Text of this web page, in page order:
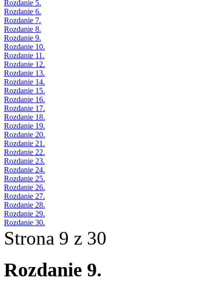
Rozdanie 5.
Rozdanie 6.
Rozdanie 7.
Rozdanie 8.
Rozdanie 9.
Rozdanie 10.
Rozdanie 11.
Rozdanie 12.
Rozdanie 13.
Rozdanie 14.
Rozdanie 15.
Rozdanie 16.
Rozdanie 17.
Rozdanie 18.
Rozdanie 19.
Rozdanie 20.
Rozdanie 21.
Rozdanie 22.
Rozdanie 23.
Rozdanie 24.
Rozdanie 25.
Rozdanie 26.
Rozdanie 27.
Rozdanie 28.
Rozdanie 29.
Rozdanie 30.
Strona 9 z 30
Rozdanie 9.